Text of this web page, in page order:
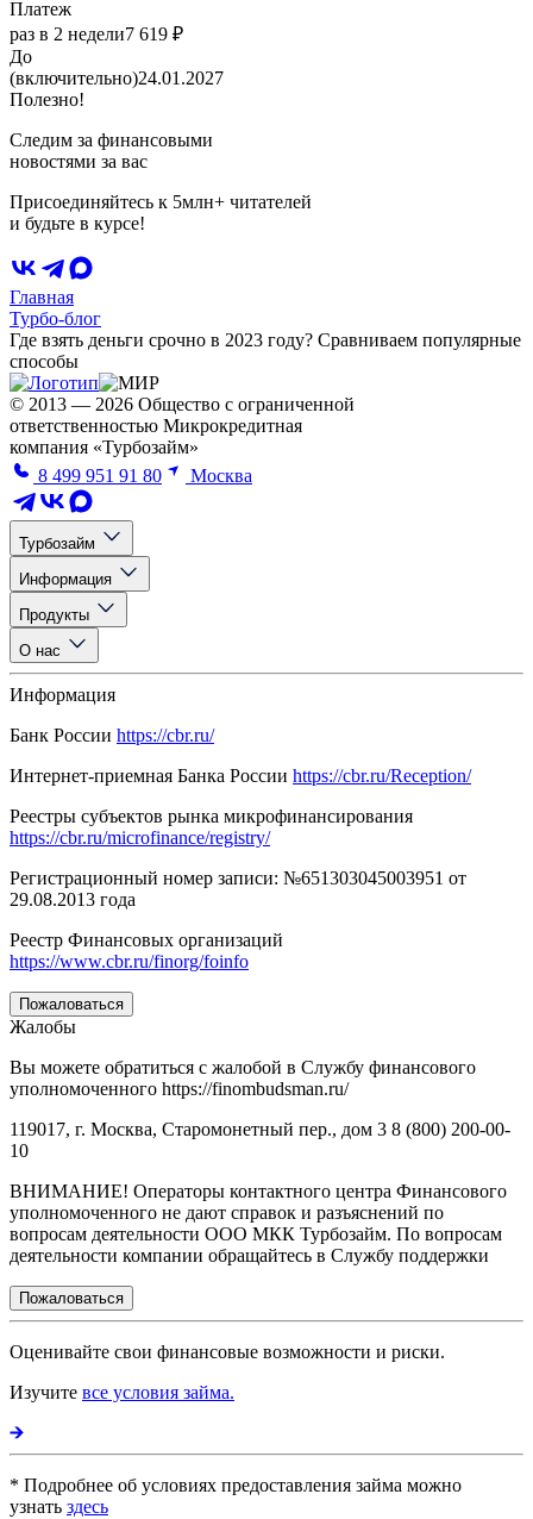
Платеж
раз в 2 недели7 619 ₽
До
(включительно)24.01.2027
Полезно!
Следим за финансовыми
новостями за вас
Присоединяйтесь к 5млн+ читателей
и будьте в курсе!
Главная
Турбо-блог
Где взять деньги срочно в 2023 году? Сравниваем популярные
способы
© 2013 — 2026 Общество с ограниченной
ответственностью Микрокредитная
компания «Турбозайм»
8 499 951 91 80
Москва
Турбозайм
Информация
Продукты
О нас
Информация
Банк России https://cbr.ru/
Интернет-приемная Банка России https://cbr.ru/Reception/
Реестры субъектов рынка микрофинансирования
https://cbr.ru/microfinance/registry/
Регистрационный номер записи: №651303045003951 от
29.08.2013 года
Реестр Финансовых организаций
https://www.cbr.ru/finorg/foinfo
Пожаловаться
Жалобы
Вы можете обратиться с жалобой в Службу финансового
уполномоченного https://finombudsman.ru/
119017, г. Москва, Старомонетный пер., дом 3 8 (800) 200-00-
10
ВНИМАНИЕ! Операторы контактного центра Финансового
уполномоченного не дают справок и разъяснений по
вопросам деятельности ООО МКК Турбозайм. По вопросам
деятельности компании обращайтесь в Службу поддержки
Пожаловаться
Оценивайте свои финансовые возможности и риски.
Изучите все условия займа.
* Подробнее об условиях предоставления займа можно
узнать здесь